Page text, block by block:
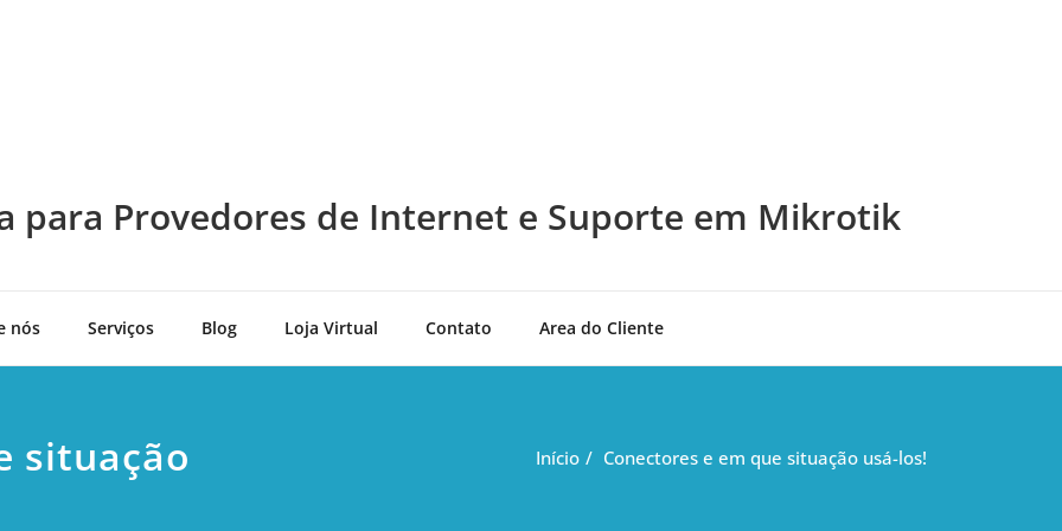
para Provedores de Internet e Suporte em Mikrotik
nós Serviços Blog Loja Virtual Contato Area do Cliente
situação
Início Conectores e em que situação usá-los!